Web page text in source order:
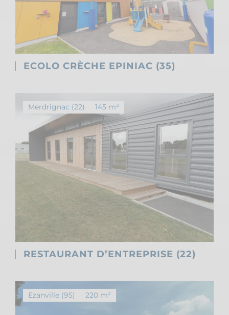
ECOLO CRÈCHE EPINIAC (35)
RESTAURANT D’ENTREPRISE (22)
Merdrignac (22) 145 m²
Ezanville (95) 220 m²